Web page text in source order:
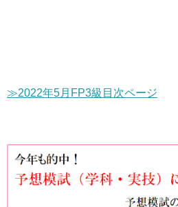
≫2022年5月FP3級目次ページ